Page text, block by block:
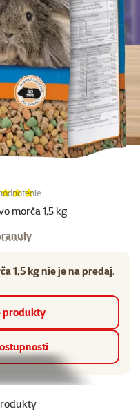
morča 1,5 kg
80%, počet hodnotení:
1,5 kg nie je na predaj.
produkty